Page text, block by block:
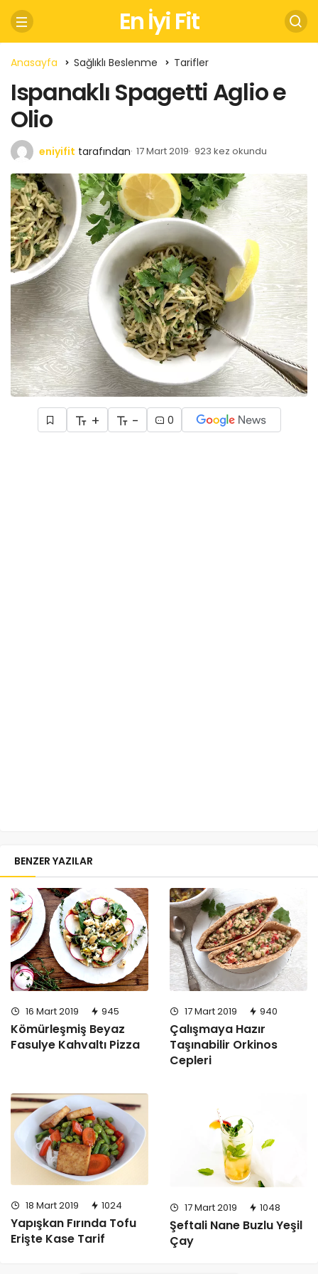
En İyi Fit
Anasayfa Sağlıklı Beslenme Tarifler
Ispanaklı Spagetti Aglio e
Olio
eniyifit tarafından 17 Mart 2019 923 kez okundu
+ - 0
BENZER YAZILAR
16 Mart 2019 945
Kömürleşmiş Beyaz
Fasulye Kahvaltı Pizza
17 Mart 2019 940
Çalışmaya Hazır
Taşınabilir Orkinos
Cepleri
18 Mart 2019 1024
Yapışkan Fırında Tofu
Erişte Kase Tarif
17 Mart 2019 1048
Şeftali Nane Buzlu Yeşil
Çay